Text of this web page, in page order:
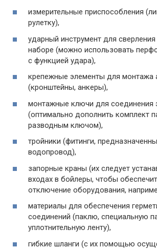
измерительные приспособления
рулетку),
ударный инструмент для сверления
наборе (можно использовать
с функцией удара),
крепежные элементы для монтажа
(кронштейны, анкеры),
монтажные ключи для соединения
(оптимально дополнить комплект
разводным ключом),
тройники (фитинги,
водопровод),
запорные краны (их следует
входах в бойлеры, чтобы
отключение оборудования,
материалы для обеспечения
соединений (паклю, специальную
уплотнительную ленту),
гибкие шланги (с их помощью